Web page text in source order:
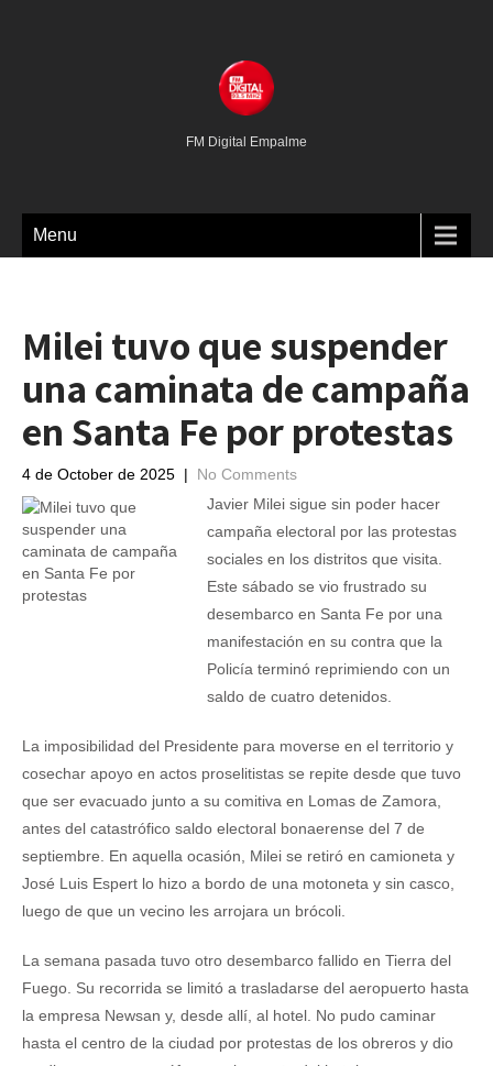
FM Digital Empalme
Menu
Milei tuvo que suspender
una caminata de campaña
en Santa Fe por protestas
4 de October de 2025 | No Comments
Javier Milei sigue sin poder hacer
campaña electoral por las protestas
sociales en los distritos que visita.
Este sábado se vio frustrado su
desembarco en Santa Fe por una
manifestación en su contra que la
Policía terminó reprimiendo con un
saldo de cuatro detenidos.
La imposibilidad del Presidente para moverse en el territorio y
cosechar apoyo en actos proselitistas se repite desde que tuvo
que ser evacuado junto a su comitiva en Lomas de Zamora,
antes del catastrófico saldo electoral bonaerense del 7 de
septiembre. En aquella ocasión, Milei se retiró en camioneta y
José Luis Espert lo hizo a bordo de una motoneta y sin casco,
luego de que un vecino les arrojara un brócoli.
La semana pasada tuvo otro desembarco fallido en Tierra del
Fuego. Su recorrida se limitó a trasladarse del aeropuerto hasta
la empresa Newsan y, desde allí, al hotel. No pudo caminar
hasta el centro de la ciudad por protestas de los obreros y dio